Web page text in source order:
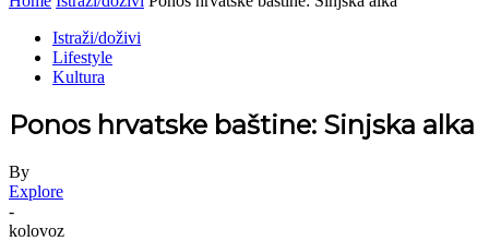
Istraži/doživi
Lifestyle
Kultura
Ponos hrvatske baštine: Sinjska alka
By
Explore
-
kolovoz